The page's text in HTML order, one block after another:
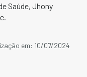
Saúde, Jhony
em: 10/07/2024